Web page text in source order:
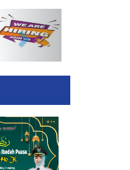
Next